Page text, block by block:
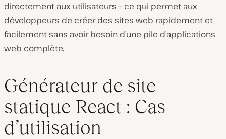
directement aux utilisateurs – ce qui permet aux
développeurs de créer des sites web rapidement et
facilement sans avoir besoin d’une pile d’applications
web complète.
Générateur de site
statique React : Cas
d’utilisation